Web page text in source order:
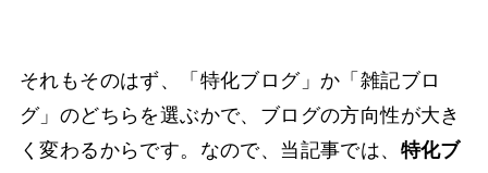
それもそのはず、「特化ブログ」か「雑記ブロ
グ」のどちらを選ぶかで、ブログの方向性が大き
く変わるからです。なので、当記事では、 特化ブ